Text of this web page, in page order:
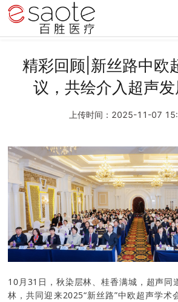
精彩回顾|新丝路中欧
议，共绘介入超声
上传时间：2025-11-07
10月31日，秋染层林、桂香满城，超声同
林，共同迎来2025“新丝路”中欧超声学术